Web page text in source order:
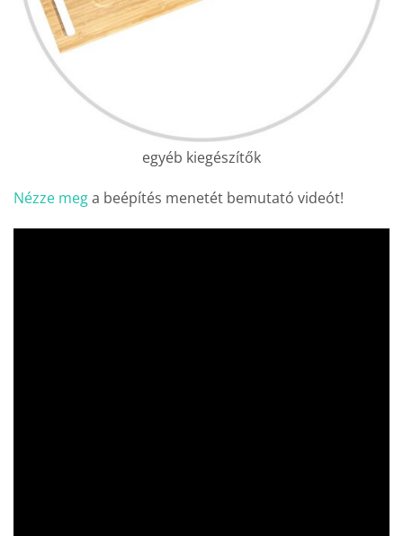
egyéb kiegészítők
Nézze mega beépítés menetét bemutató videót!